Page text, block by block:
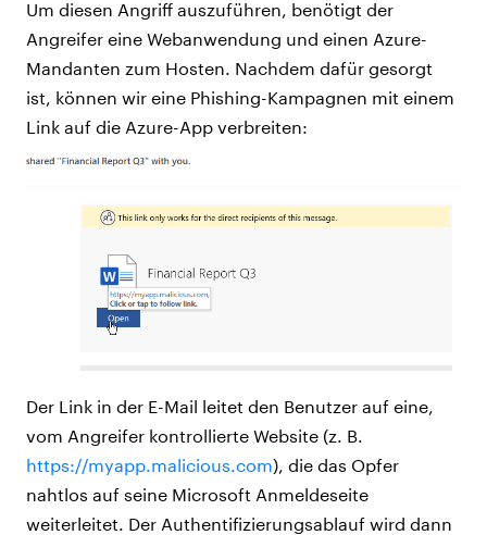
Um diesen Angriff auszuführen, benötigt der
Angreifer eine Webanwendung und einen Azure-
Mandanten zum Hosten. Nachdem dafür gesorgt
ist, können wir eine Phishing-Kampagnen mit einem
Link auf die Azure-App verbreiten:
Der Link in der E-Mail leitet den Benutzer auf eine,
vom Angreifer kontrollierte Website (z. B.
https://myapp.malicious.com), die das Opfer
nahtlos auf seine Microsoft Anmeldeseite
weiterleitet. Der Authentifizierungsablauf wird dann